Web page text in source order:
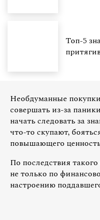
Топ-5
Необдуманные
совершать из-за
начать следовать за
что-то скупают,
повышающего
По последствия
не только по
настроению